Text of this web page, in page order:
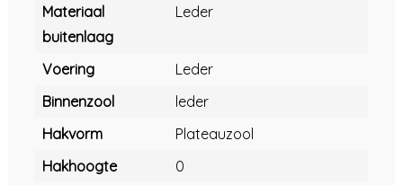
Materiaal
buitenlaag
Leder
Voering
Leder
Binnenzool
leder
Hakvorm
Plateauzool
Hakhoogte
0